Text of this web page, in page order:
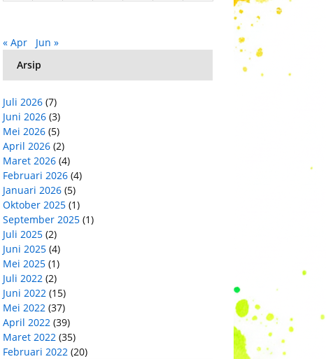
« Apr
Jun »
Arsip
Juli 2026 (7)
Juni 2026 (3)
Mei 2026 (5)
April 2026 (2)
Maret 2026 (4)
Februari 2026 (4)
Januari 2026 (5)
Oktober 2025 (1)
September 2025 (1)
Juli 2025 (2)
Juni 2025 (4)
Mei 2025 (1)
Juli 2022 (2)
Juni 2022 (15)
Mei 2022 (37)
April 2022 (39)
Maret 2022 (35)
Februari 2022 (20)